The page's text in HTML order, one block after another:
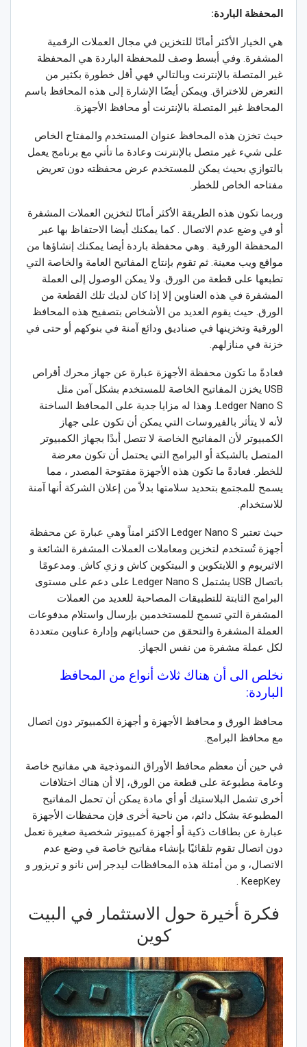
المحفظة الباردة:
هي الخيار الأكثر أمانًا للتخزين في مجال العملات الرقمية
المشفرة. وفي أبسط وصف للمحفظة الباردة هي المحفظة
غير المتصلة بالإنترنت وبالتالي فهي أقل خطورة بكثير من
التعرض للاختراق. ويمكن أيضًا الإشارة إلى هذه المحافظ باسم
المحافظ غير المتصلة بالإنترنت أو محافظ الأجهزة.
حيث تخزن هذه المحافظ عنوان المستخدم والمفتاح الخاص
على شيء غير متصل بالإنترنت وعادة ما تأتي مع برنامج يعمل
بالتوازي بحيث يمكن للمستخدم عرض محفظته دون تعريض
مفتاحه الخاص للخطر.
وربما تكون هذه الطريقة الأكثر أمانًا لتخزين العملات المشفرة
أو في وضع عدم الاتصال . كما يمكنك أيضا الاحتفاظ بها عبر
المحفظة الورقية . وهي محفظة باردة أيضا يمكنك إنشاؤها من
مواقع ويب معينة. ثم تقوم بإنتاج المفاتيح العامة والخاصة التي
تطبعها على قطعة من الورق. ولا يمكن الوصول إلى العملة
المشفرة في هذه العناوين إلا إذا كان لديك تلك القطعة من
الورق. حيث يقوم العديد من الأشخاص بتصفيح هذه المحافظ
الورقية وتخزينها في صناديق ودائع آمنة في بنوكهم أو حتى في
خزنة في منازلهم.
فعادةً ما تكون محفظة الأجهزة عبارة عن جهاز محرك أقراص
USB يخزن المفاتيح الخاصة للمستخدم بشكل آمن مثل
Ledger Nano S. وهذا له مزايا جدية على المحافظ الساخنة
لأنه لا يتأثر بالفيروسات التي يمكن أن تكون على جهاز
الكمبيوتر لأن المفاتيح الخاصة لا تتصل أبدًا بجهاز الكمبيوتر
المتصل بالشبكة أو البرامج التي يحتمل أن تكون معرضة
للخطر. فعادةً ما تكون هذه الأجهزة مفتوحة المصدر ، مما
يسمح للمجتمع بتحديد سلامتها بدلاً من إعلان الشركة أنها آمنة
للاستخدام.
حيث تعتبر Ledger Nano S الاكثر امناً وهي عبارة عن محفظة
أجهزة تُستخدم لتخزين ومعاملات العملات المشفرة الشائعة و
الاثيريوم و اللايتكوين و البيتكوين كاش و زي كاش. ومدعومًا
باتصال USB يشتمل Ledger Nano S على دعم على مستوى
البرامج الثابتة للتطبيقات المصاحبة للعديد من العملات
المشفرة التي تسمح للمستخدمين بإرسال واستلام مدفوعات
العملة المشفرة والتحقق من حساباتهم وإدارة عناوين متعددة
لكل عملة مشفرة من نفس الجهاز.
نخلص الى أن هناك ثلاث أنواع من المحافظ
الباردة:
محافظ الورق و محافظ الأجهزة و أجهزة الكمبيوتر دون اتصال
مع محافظ البرامج.
في حين أن معظم محافظ الأوراق النموذجية هي مفاتيح خاصة
وعامة مطبوعة على قطعة من الورق، إلا أن هناك اختلافات
أخرى تشمل البلاستيك أو أي مادة يمكن أن تحمل المفاتيح
المطبوعة بشكل دائم، من ناحية أخرى فإن محفظات الأجهزة
عبارة عن بطاقات ذكية أو أجهزة كمبيوتر شخصية صغيرة تعمل
دون اتصال تقوم تلقائيًا بإنشاء مفاتيح خاصة في وضع عدم
الاتصال، و من أمثلة هذه المحافظات ليدجر إس نانو و تريزور و
فكرة أخيرة حول الاستثمار في البيت
كوين